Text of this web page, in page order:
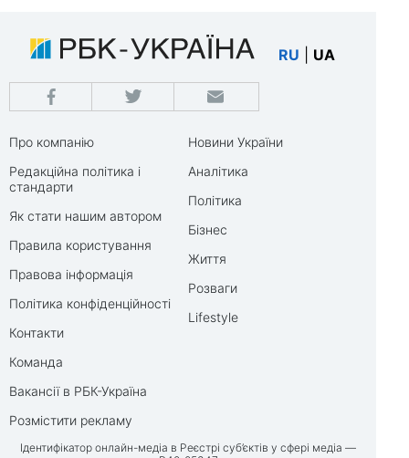
RU UA
Про компанію
Редакційна політика і
стандарти
Як стати нашим автором
Правила користування
Правова інформація
Політика конфіденційності
Контакти
Команда
Вакансії в РБК-Україна
Розмістити рекламу
Новини України
Аналітика
Політика
Бізнес
Життя
Розваги
Lifestyle
Ідентифікатор онлайн-медіа в Реєстрі суб’єктів у сфері медіа —